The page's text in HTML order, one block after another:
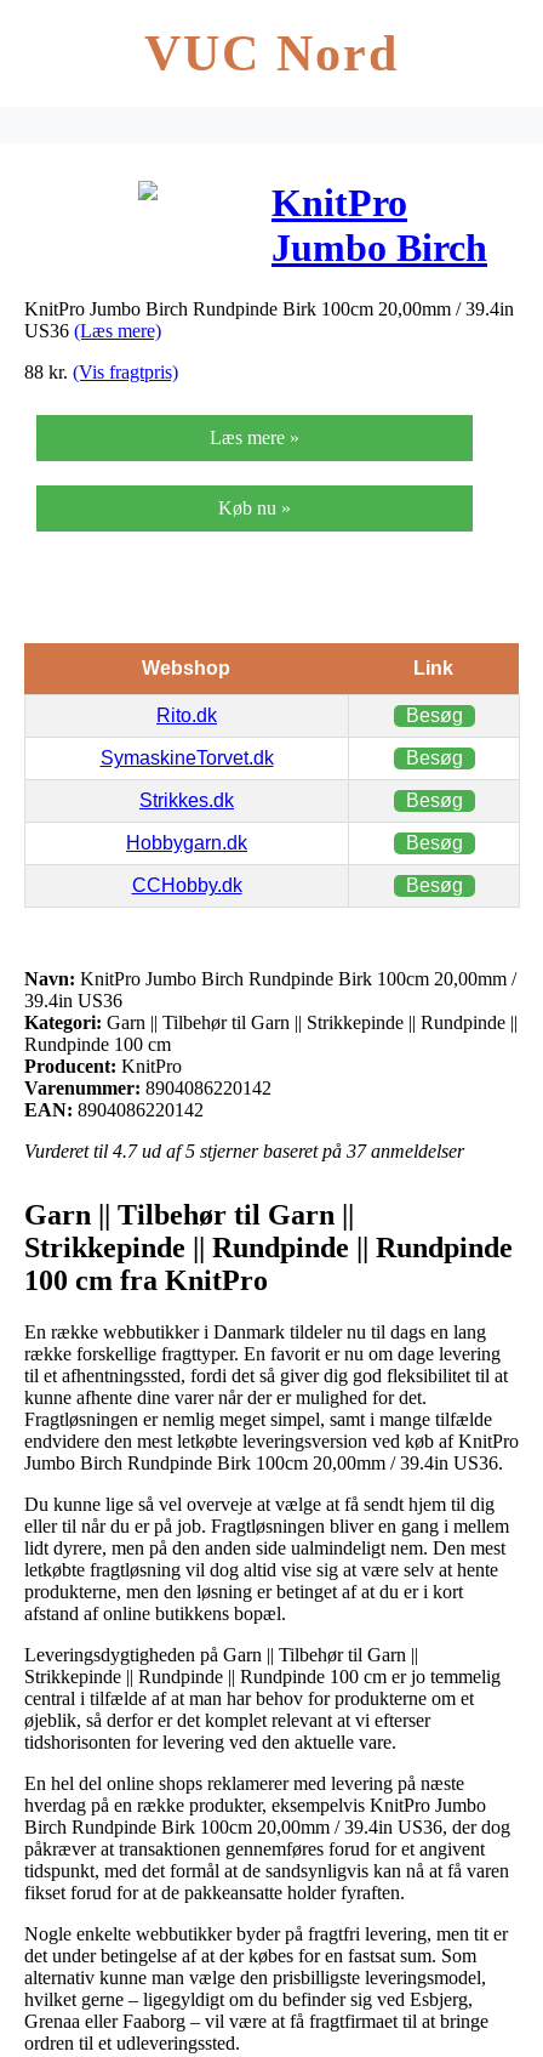
VUC Nord
KnitPro
Jumbo Birch
Rundpinde
39.4in US36
KnitPro Jumbo Birch Rundpinde Birk 100cm 20,00mm / 39.4in
US36 (Læs mere)
88 kr. (Vis fragtpris)
Læs mere »
Køb nu »
Webshop Link
Rito.dk Besøg
SymaskineTorvet.dk Besøg
Strikkes.dk Besøg
Hobbygarn.dk Besøg
CCHobby.dk Besøg
Navn: KnitPro Jumbo Birch Rundpinde Birk 100cm 20,00mm /
39.4in US36
Kategori: Garn || Tilbehør til Garn || Strikkepinde || Rundpinde ||
Rundpinde 100 cm
Producent: KnitPro
Varenummer: 8904086220142
EAN: 8904086220142
Vurderet til 4.7ud af 5 stjerner baseret på 37anmeldelser
Garn || Tilbehør til Garn ||
Strikkepinde || Rundpinde || Rundpinde
100 cm fra KnitPro
En række webbutikker i Danmark tildeler nu til dags en lang
række forskellige fragttyper. En favorit er nu om dage levering
til et afhentningssted, fordi det så giver dig god fleksibilitet til at
kunne afhente dine varer når der er mulighed for det.
Fragtløsningen er nemlig meget simpel, samt i mange tilfælde
endvidere den mest letkøbte leveringsversion ved køb af KnitPro
Jumbo Birch Rundpinde Birk 100cm 20,00mm / 39.4in US36.
Du kunne lige så vel overveje at vælge at få sendt hjem til dig
eller til når du er på job. Fragtløsningen bliver en gang i mellem
lidt dyrere, men på den anden side ualmindeligt nem. Den mest
letkøbte fragtløsning vil dog altid vise sig at være selv at hente
produkterne, men den løsning er betinget af at du er i kort
afstand af online butikkens bopæl.
Leveringsdygtigheden på Garn || Tilbehør til Garn ||
Strikkepinde || Rundpinde || Rundpinde 100 cm er jo temmelig
central i tilfælde af at man har behov for produkterne om et
øjeblik, så derfor er det komplet relevant at vi efterser
tidshorisonten for levering ved den aktuelle vare.
En hel del online shops reklamerer med levering på næste
hverdag på en række produkter, eksempelvis KnitPro Jumbo
Birch Rundpinde Birk 100cm 20,00mm / 39.4in US36, der dog
påkræver at transaktionen gennemføres forud for et angivent
tidspunkt, med det formål at de sandsynligvis kan nå at få varen
fikset forud for at de pakkeansatte holder fyraften.
Nogle enkelte webbutikker byder på fragtfri levering, men tit er
det under betingelse af at der købes for en fastsat sum. Som
alternativ kunne man vælge den prisbilligste leveringsmodel,
hvilket gerne – ligegyldigt om du befinder sig ved Esbjerg,
Grenaa eller Faaborg – vil være at få fragtfirmaet til at bringe
ordren til et udleveringssted.